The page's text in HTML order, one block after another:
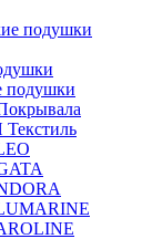
подушки
подушки